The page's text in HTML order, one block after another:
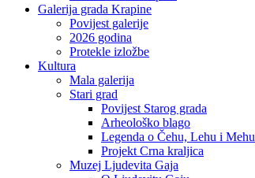
Galerija grada Krapine
Povijest galerije
2026 godina
Protekle izložbe
Kultura
Mala galerija
Stari grad
Povijest Starog grada
Arheološko blago
Legenda o Čehu, Lehu i Mehu
Projekt Crna kraljica
Muzej Ljudevita Gaja